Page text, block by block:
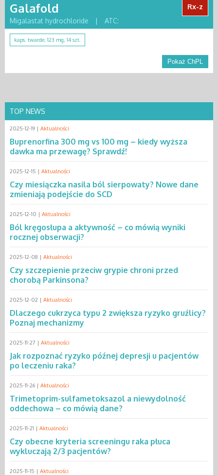
Galafold
Rx-z
Migalastat hydrochloride
| ATC:
kaps. twarde; 123 mg, 14 szt.
Pokaż ChPL
TOP NEWS
2025-12-19 | Aktualności
Buprenorfina 300 mg vs 100 mg – kiedy wyższa
dawka ma przewagę? Sprawdź!
2025-12-15 | Aktualności
Czy miesiączka nasila ból sierpowaty? Nowe dane
zmieniają podejście do SCD
2025-12-10 | Aktualności
Ból kręgosłupa a aktywność – co mówią wyniki
rocznej obserwacji?
2025-12-08 | Aktualności
Czy szczepienie przeciw grypie chroni przed
chorobą Parkinsona?
2025-12-02 | Aktualności
Dlaczego cukrzyca typu 2 zwiększa ryzyko gruźlicy?
Poznaj mechanizmy
2025-11-27 | Aktualności
Jak rozpoznać ryzyko późnej depresji u pacjentów
po leczeniu raka?
2025-11-26 | Aktualności
Trimetoprim-sulfametoksazol a niewydolność
oddechowa – co mówią dane?
2025-11-21 | Aktualności
Czy obecne kryteria screeningu raka płuca
wykluczają 2/3 pacjentów?
2025-11-15 | Aktualności